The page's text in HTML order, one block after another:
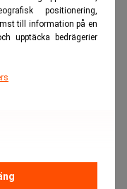
positionering,
till information på en
upptäcka bedrägerier
som en traditionell
av året, utan vi
Vi har olika
löner, men vi
Anna Lensmar-
ingångslönerna
40 000